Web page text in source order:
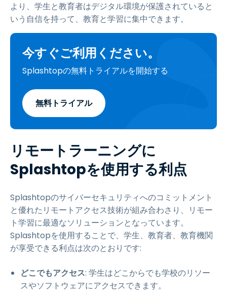
より、学生と教育者はデジタル環境が保護されていると
いう自信を持って、教育と学習に集中できます。
今すぐご利用ください。
Splashtopの無料トライアルを開始する
無料トライアル
リモートラーニングに
Splashtopを使用する利点
Splashtopのサイバーセキュリティへのコミットメント
と優れたリモートアクセス技術が組み合わさり、リモー
ト学習に最適なソリューションとなっています。
Splashtopを使用することで、学生、教育者、教育機関
が享受できる利点は次のとおりです:
どこでもアクセス: 学生はどこからでも学校のリソー
スやソフトウェアにアクセスできます。